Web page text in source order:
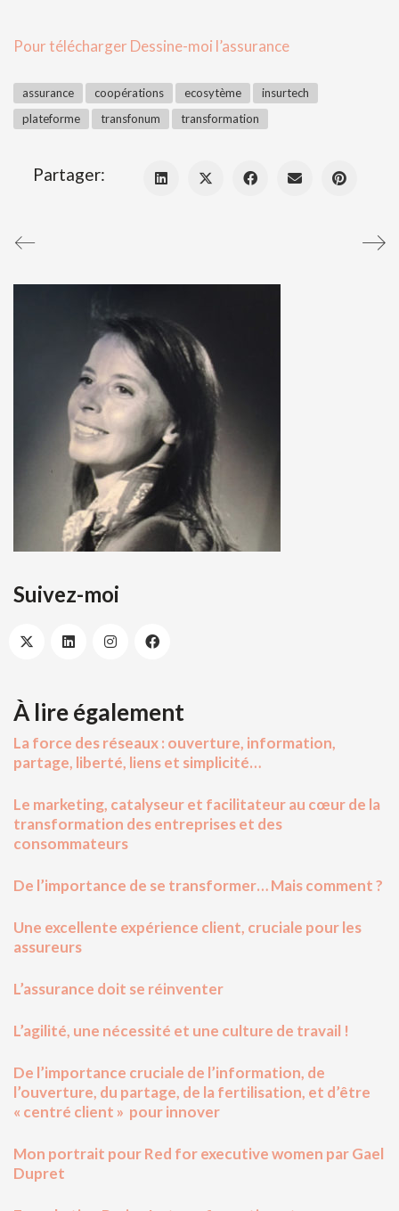
Pour télécharger Dessine-moi l’assurance
assurance coopérations ecosytème
insurtech
plateforme
transfonum transformation
Partager:
Suivez-moi
À lire également
La force des réseaux : ouverture, information,
partage, liberté, liens et simplicité…
Le marketing, catalyseur et facilitateur au cœur de la
transformation des entreprises et des
consommateurs
De l’importance de se transformer… Mais comment ?
Une excellente expérience client, cruciale pour les
assureurs
L’assurance doit se réinventer
L’agilité, une nécessité et une culture de travail !
De l’importance cruciale de l’information, de
l’ouverture, du partage, de la fertilisation, et d’être
« centré client » pour innover
Mon portrait pour Red for executive women par Gael
Dupret